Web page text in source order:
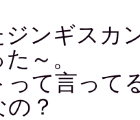
ジンギスカ
～。
って言って
？